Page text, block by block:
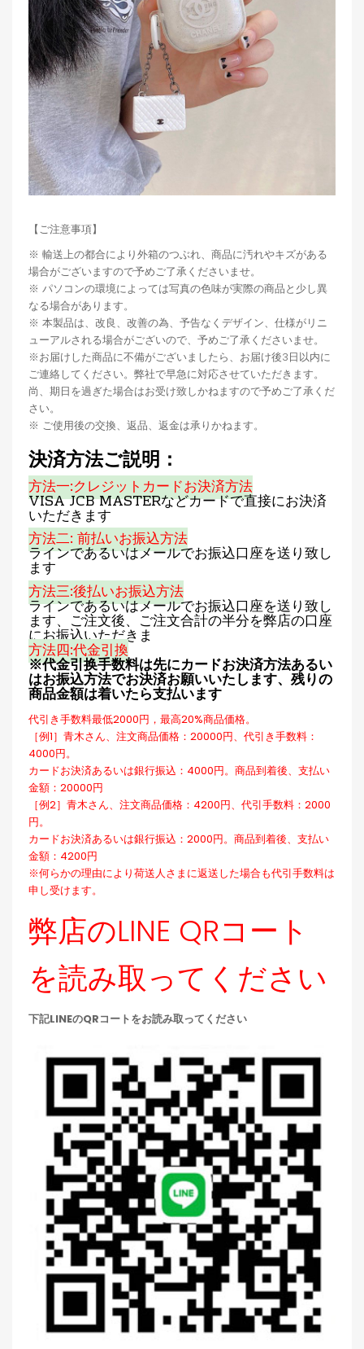
【ご注意事項】
※ 輸送上の都合により外箱のつぶれ、商品に汚れやキズがある
場合がございますので予めご了承くださいませ。
※ パソコンの環境によっては写真の色味が実際の商品と少し異
なる場合があります。
※ 本製品は、改良、改善の為、予告なくデザイン、仕様がリニ
ューアルされる場合がございので、予めご了承くださいませ。
※お届けした商品に不備がございましたら、お届け後3日以内に
ご連絡してください。弊社で早急に対応させていただきます。
尚、期日を過ぎた場合はお受け致しかねますので予めご了承くだ
さい。
※ ご使用後の交換、返品、返金は承りかねます。
決済方法ご説明：
方法一:クレジットカードお決済方法
VISA JCB MASTERなどカードで直接にお決済
いただきます
方法二: 前払いお振込方法
ラインであるいはメールでお振込口座を送り致し
ます
方法三:後払いお振込方法
ラインであるいはメールでお振込口座を送り致し
ます、ご注文後、ご注文合計の半分を弊店の口座
にお振込いただきま
方法四:代金引換
※代金引换手数料は先にカードお決済方法あるい
はお振込方法でお決済お願いいたします、残りの
商品金額は着いたら支払います
代引き手数料最低2000円，最高20%商品価格。
［例1］青木さん、注文商品価格：20000円、代引き手数料：
4000円。
カードお決済あるいは銀行振込：4000円。商品到着後、支払い
金額：20000円
［例2］青木さん、注文商品価格：4200円、代引手数料：2000
円。
カードお決済あるいは銀行振込：2000円。商品到着後、支払い
金額：4200円
※何らかの理由により荷送人さまに返送した場合も代引手数料は
申し受けます。
弊店のLINE QRコート
を読み取ってください
下記LINEのQRコートをお読み取ってください